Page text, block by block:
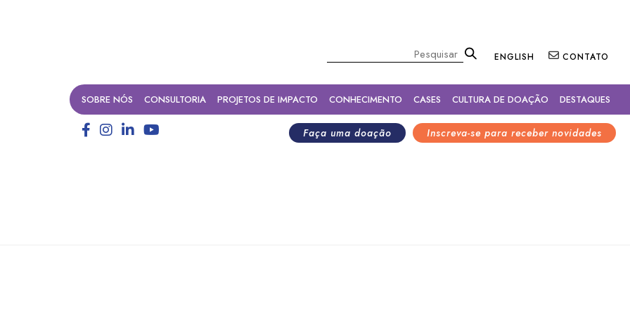
ENGLISH CONTATO
SOBRE NÓS CONSULTORIA PROJETOS DE IMPACTO CONHECIMENTO CASES CULTURA DE DOAÇÃO DESTAQUES
Inscreva-se para receber novidades
Faça uma doação